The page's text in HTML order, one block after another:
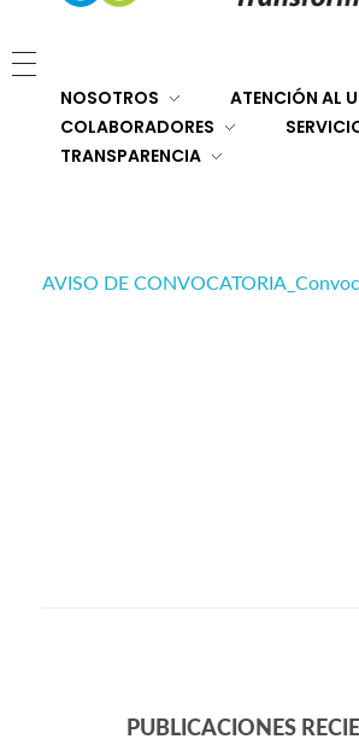
NOSOTROS
ATENCIÓN AL
COLABORADORES
TRANSPARENCIA
AVISO DE
PUBLICACIONES